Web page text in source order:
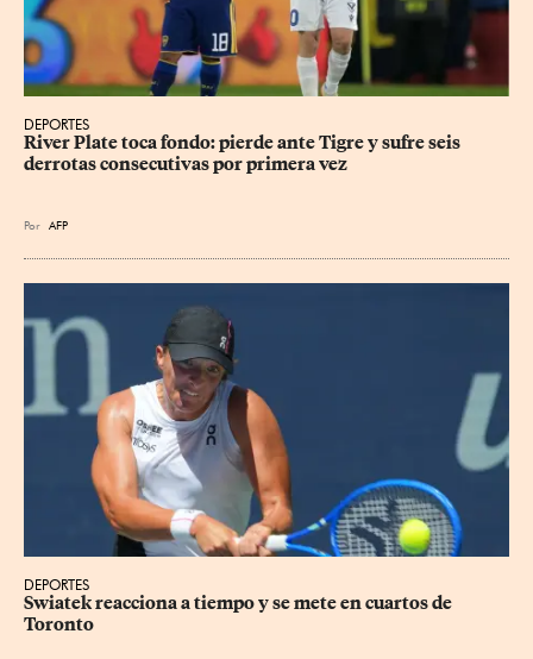
DEPORTES
River Plate toca fondo: pierde ante Tigre y sufre seis
derrotas consecutivas por primera vez
Por AFP
DEPORTES
Swiatek reacciona a tiempo y se mete en cuartos de
Toronto